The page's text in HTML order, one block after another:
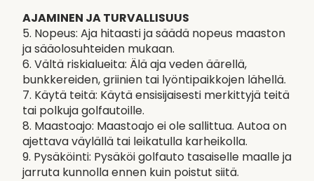
AJAMINEN JA TURVALLISUUS
5. Nopeus: Aja hitaasti ja säädä nopeus maaston
ja sääolosuhteiden mukaan.
6. Vältä riskialueita: Älä aja veden äärellä,
bunkkereiden, griinien tai lyöntipaikkojen lähellä.
7. Käytä teitä: Käytä ensisijaisesti merkittyjä teitä
tai polkuja golfautoille.
8. Maastoajo: Maastoajo ei ole sallittua. Autoa on
ajettava väylällä tai leikatulla karheikolla.
9. Pysäköinti: Pysäköi golfauto tasaiselle maalle ja
jarruta kunnolla ennen kuin poistut siitä.